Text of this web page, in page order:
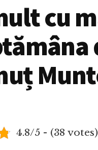
cu
4.8/5 - (38 votes)